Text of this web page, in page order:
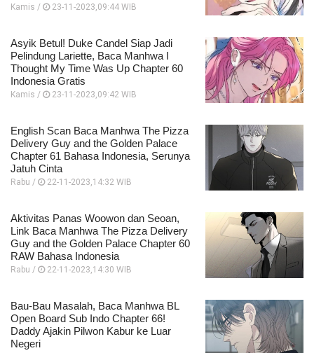
Kamis / 23-11-2023,09:44 WIB
Asyik Betul! Duke Candel Siap Jadi
Pelindung Lariette, Baca Manhwa I
Thought My Time Was Up Chapter 60
Indonesia Gratis
Kamis / 23-11-2023,09:42 WIB
English Scan Baca Manhwa The Pizza
Delivery Guy and the Golden Palace
Chapter 61 Bahasa Indonesia, Serunya
Jatuh Cinta
Rabu / 22-11-2023,14:32 WIB
Aktivitas Panas Woowon dan Seoan,
Link Baca Manhwa The Pizza Delivery
Guy and the Golden Palace Chapter 60
RAW Bahasa Indonesia
Rabu / 22-11-2023,14:30 WIB
Bau-Bau Masalah, Baca Manhwa BL
Open Board Sub Indo Chapter 66!
Daddy Ajakin Pilwon Kabur ke Luar
Negeri